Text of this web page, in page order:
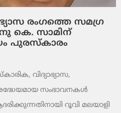
രംഗത്തെ സമഗ്ര
കെ. സാമിന്
പുരസ്‌കാരം
വിദ്യാഭ്യാസ,
സംഭാവനകൾ
റൂവി മലയാളി